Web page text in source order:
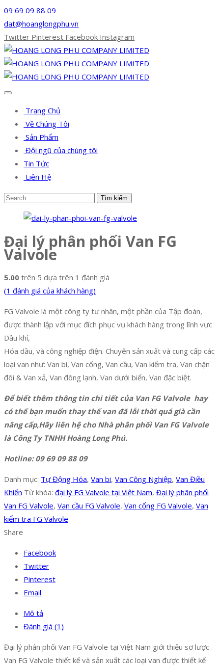
09 69 09 88 09
dat@hoanglongphu.vn
Twitter Pinterest Facebook Instagram
Trang Chủ
Về Chúng Tôi
Sản Phẩm
Đội ngũ của chúng tôi
Tin Tức
Liên Hệ
Đại lý phân phối Van FG
Valvole
5.00 trên 5 dựa trên 1 đánh giá
(1 đánh giá của khách hàng)
FG Valvole là một công ty tư nhân, một phần của Tập đoàn,
được thành lập với mục đích phục vụ khách hàng trong lĩnh vực
Dầu khí,
Hóa dầu, và công nghiệp điện. Chuyên sản xuất và cung cấp các
loại van như: Van bi, Van cổng, Van cầu, Van kiểm tra, Van chặn
đôi & Van xả, Van đông lạnh, Van dưới biển, Van đặc biệt.
Để biết thêm thông tin chi tiết của Van FG Valvole hay
có thể bạn muốn thay thế van đã lỗi thời quá già cần
nâng cấp,Hãy liên hệ cho Nhà phân phối Van FG Valvole
là Công Ty TNHH Hoàng Long Phú.
Hotline: 09 69 09 88 09
Danh mục: Tự Động Hóa, Van bi, Van Công Nghiệp, Van Điều
Khiển Từ khóa: đại lý FG Valvole tại Việt Nam, Đại lý phân phối
Van FG Valvole, Van cầu FG Valvole, Van cổng FG Valvole, Van
kiểm tra FG Valvole
Share
Facebook
Twitter
Pinterest
Email
Mô tả
Đánh giá (1)
Đại lý phân phối Van FG Valvole tại Việt Nam giới thiệu sơ lược
Van FG Valvole thiết kế và sản xuất các loại van được thiết kế